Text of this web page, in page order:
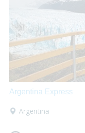
Argentina Express
Argentina